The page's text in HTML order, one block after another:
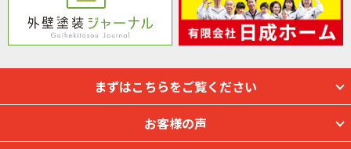
まずはこちらをご覧ください
お客様の声